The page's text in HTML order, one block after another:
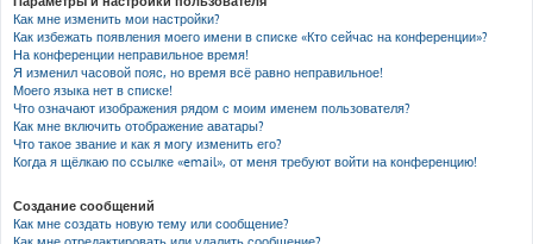
Как мне изменить мои настройки?
Как избежать появления моего имени в списке «Кто сейчас на конференции»?
На конференции неправильное время!
Я изменил часовой пояс, но время всё равно неправильное!
Моего языка нет в списке!
Что означают изображения рядом с моим именем пользователя?
Как мне включить отображение аватары?
Что такое звание и как я могу изменить его?
Когда я щёлкаю по ссылке «email», от меня требуют войти на конференцию!
Создание сообщений
Как мне создать новую тему или сообщение?